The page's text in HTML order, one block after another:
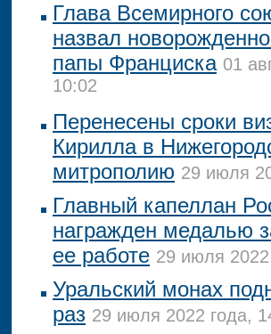
Глава Всемирного
назвал
папы Франциска 01
10:02
Перенесены сроки
Кирилла в
митрополию 29 июля
Главный капеллан
награжден медалью
ее работе 29 июля
Уральский монах
раз 29 июля 2022 года,